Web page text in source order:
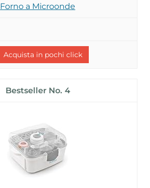
Forno a Microonde
Acquista in pochi click
4